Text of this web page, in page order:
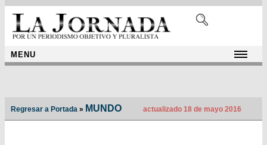
MENU
Regresar a Portada » MUNDO actualizado 18 de mayo 2016